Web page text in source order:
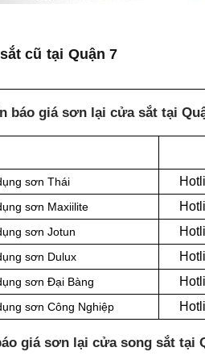
cũ tại Quận 7
báo giá sơn lại cửa sắt tại
sơn Thái
sơn Maxiilite
sơn Jotun
sơn Dulux
sơn Đại Bàng
sơn Công Nghiệp
giá sơn lại cửa song sắt tại